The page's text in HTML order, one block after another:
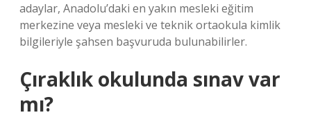
adaylar, Anadolu’daki en yakın mesleki eğitim
merkezine veya mesleki ve teknik ortaokula kimlik
bilgileriyle şahsen başvuruda bulunabilirler.
Çıraklık okulunda sınav var
mı?